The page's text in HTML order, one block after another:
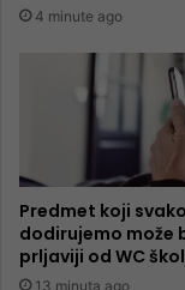
4 minute ago
Predmet koji
dodirujemo može
prljaviji od WC
13 minuta ago